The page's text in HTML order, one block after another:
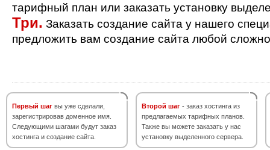
тарифный план или заказать установку
Три. Заказать создание сайта у нашего
предложить вам создание сайта любой
Первый шаг вы уже сделали,
зарегистрировав доменное имя.
Следующими шагами будут заказ
хостинга и создание сайта.
Второй шаг - заказ хостинга из
предлагаемых тарифных планов.
Также вы можете заказать у нас
установку выделенного сервера.